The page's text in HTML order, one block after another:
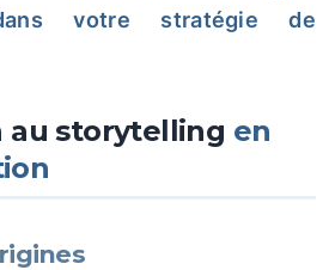
votre stratégie de
au storytelling en